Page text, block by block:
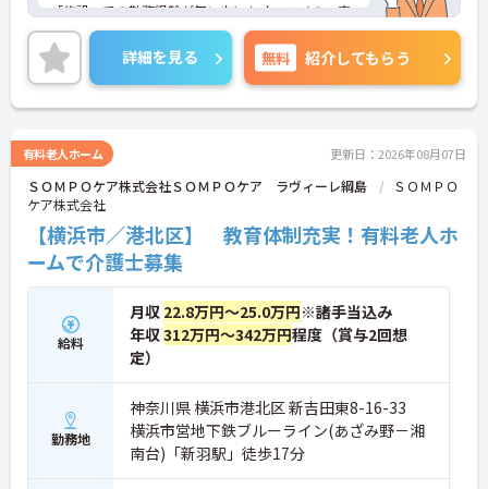
「施設」での勤務経験が無い方にもオススメの、充
実の受け入れ態勢が完備されています。2016年4月
に東京都港区の本社近くに「研修センター」がOPE
N！模擬施設となっており、全職種共通でリアルな
研修が受けられます。このような取り組みも業界で
は非常にめずらしいものとなっており、社員思いの
く働くにはオススメの環境です。
詳細を見る 無料 紹介してもらう
有料老人ホーム 更新日：2026年08月07日
ＳＯＭＰＯケア株式会社ＳＯＭＰＯケア ラヴィーレ綱島
ＳＯＭＰＯ
ケア株式会社
【横浜市／港北区】 教育体制充実！有料老人ホ
ームで介護士募集
給料
月収 22.8万円～25.0万円※諸手当込み
年収312万円～342万円程度（賞与2回想
定）
勤務地
神奈川県 横浜市港北区 新吉田東8-16-33
横浜市営地下鉄ブルーライン(あざみ野－湘
南台)「新羽駅」徒歩17分